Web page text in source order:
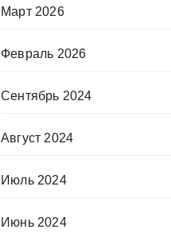
Март 2026
Февраль 2026
Сентябрь 2024
Август 2024
Июль 2024
Июнь 2024